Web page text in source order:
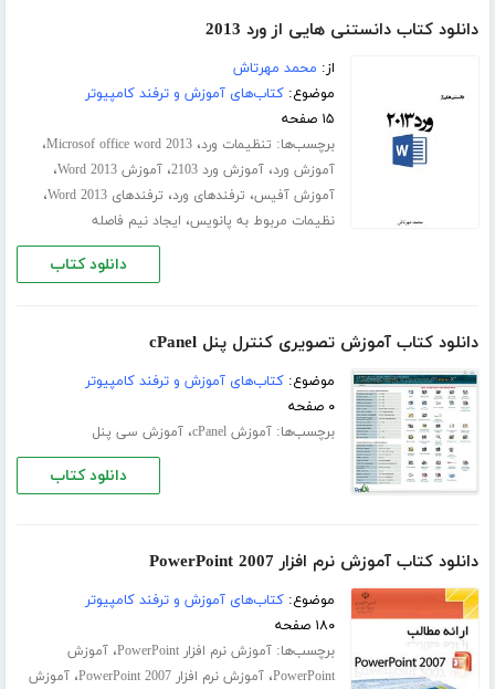
دانلود کتاب دانستنی هایی از ورد 2013
از: محمد مهرتاش
موضوع:کتاب‌های آموزش و ترفند کامپیوتر
۱۵ صفحه
برچسب‌ها: تنظیمات ورد،Microsof office word 2013،
آموزش ورد،آموزش ورد 2103 ،آموزش Word 2013 ،
آموزش آفیس، ترفندهای ورد، ترفندهای Word 2013 ،
نظیمات مربوط به پانویس، ایجاد نیم فاصله
دانلود کتاب
دانلود کتاب آموزش تصویری کنترل پنل cPanel
موضوع:کتاب‌های آموزش و ترفند کامپیوتر
۰ صفحه
برچسب‌ها:آموزش cPanel ،آموزش سی پنل
دانلود کتاب
دانلود کتاب آموزش نرم افزار PowerPoint 2007
موضوع:کتاب‌های آموزش و ترفند کامپیوتر
۱۸۰ صفحه
برچسب‌ها:آموزش نرم افزار PowerPoint ،آموزش
PowerPoint،آموزش نرم افزار PowerPoint 2007 ،آموزش